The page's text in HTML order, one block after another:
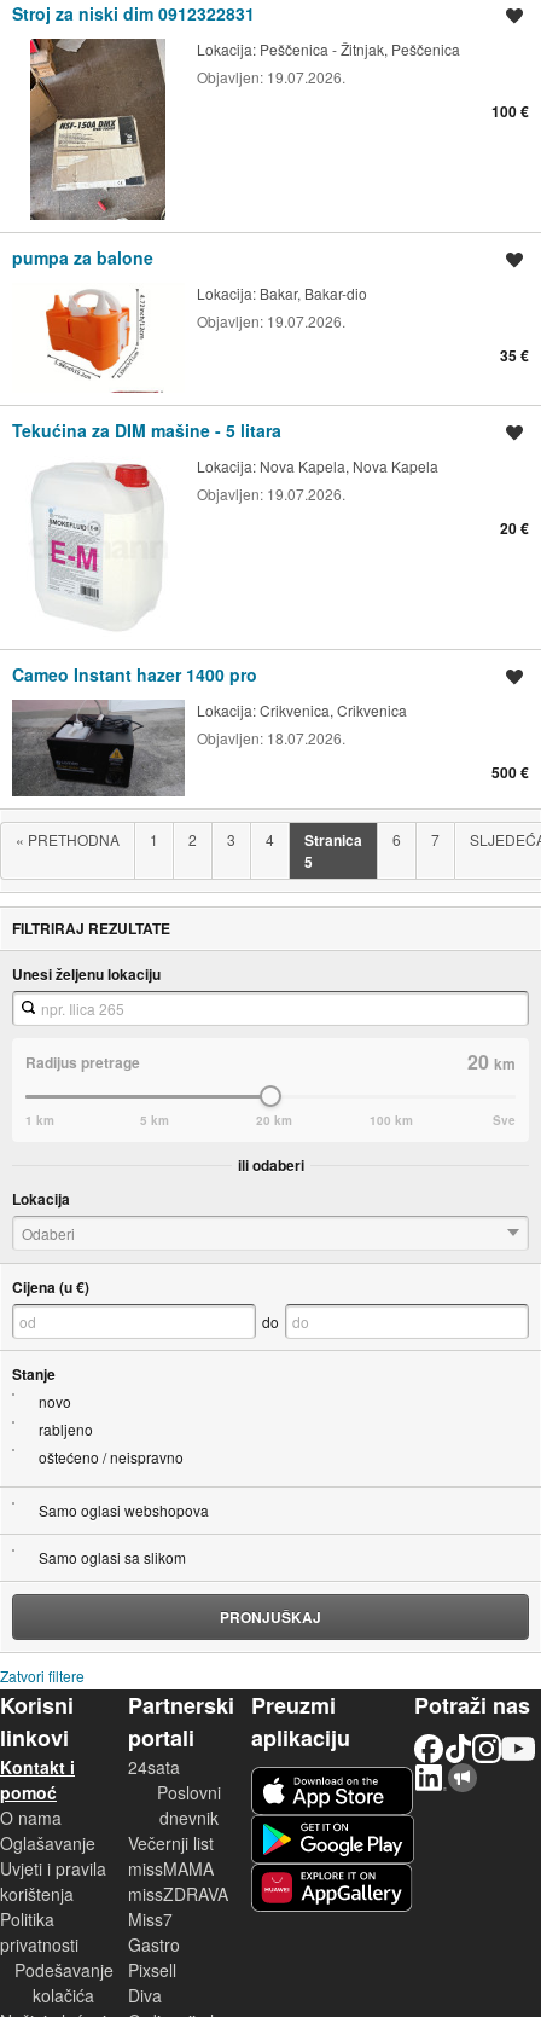
Stroj za niski dim 0912322831
Lokacija: Peščenica - Žitnjak, Peščenica
Objavljen: 19.07.2026.
100 €
pumpa za balone
Lokacija: Bakar, Bakar-dio
Objavljen: 19.07.2026.
35 €
Tekućina za DIM mašine - 5 litara
Lokacija: Nova Kapela, Nova Kapela
Objavljen: 19.07.2026.
20 €
Cameo Instant hazer 1400 pro
Lokacija:Crikvenica, Crikvenica
Objavljen: 18.07.2026.
500 €
« PRETHODNA 1 2 3 4
Stranica
5
6 7
FILTRIRAJ REZULTATE
Unesi željenu lokaciju
Radijus pretrage 20km
1 km 5 km 20 km 100 km Sve
ili odaberi
Lokacija
Odaberi
Cijena (u €)
do
Stanje
novo
rabljeno
oštećeno / neispravno
Samo oglasi webshopova
Samo oglasi sa slikom
PRONJUŠKAJ
Zatvori filtere
Korisni
linkovi
Kontakt i
pomoć
O nama
Oglašavanje
Uvjeti i pravila
korištenja
Politika
privatnosti
Podešavanje
kolačića
Partnerski
portali
24sata
Poslovni
dnevnik
Večernji list
missMAMA
missZDRAVA
Miss7
Gastro
Pixsell
Diva
Preuzmi
aplikaciju
Potraži nas